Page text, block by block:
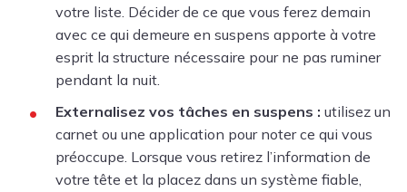
votre liste. Décider de ce que vous ferez demain
avec ce qui demeure en suspens apporte à votre
esprit la structure nécessaire pour ne pas ruminer
pendant la nuit.
Externalisez vos tâches en suspens : utilisez un
carnet ou une application pour noter ce qui vous
préoccupe. Lorsque vous retirez l’information de
votre tête et la placez dans un système fiable,